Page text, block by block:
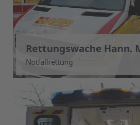
Rettungswache Hann.
Notfallrettung